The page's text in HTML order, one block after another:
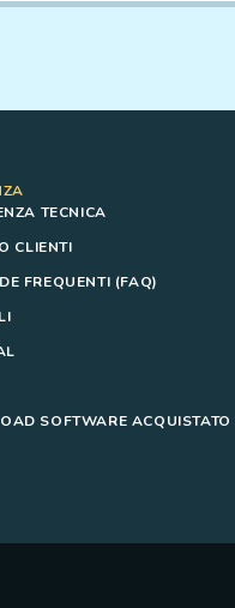
TECNICA
CLIENTI
FREQUENTI (FAQ)
SOFTWARE ACQUISTATO